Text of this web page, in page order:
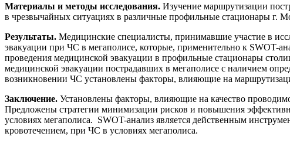
Материалы и методы исследования. Изучение маршрутизации
в чрезвычайных ситуациях в различные профильные стационары г.
Результаты. Медицинские специалисты, принимавшие участие в
эвакуации при ЧС в мегаполисе, которые, применительно к SWOT-
проведения медицинской эвакуации в профильные стационары
медицинской эвакуации пострадавших в мегаполисе с наличием
возникновении ЧС установлены факторы, влияющие на
Заключение. Установлены факторы, влияющие на качество
Предложены стратегии минимизации рисков и повышения
условиях мегаполиса. SWOT-анализ является действенным
кровотечением, при ЧС в условиях мегаполиса.